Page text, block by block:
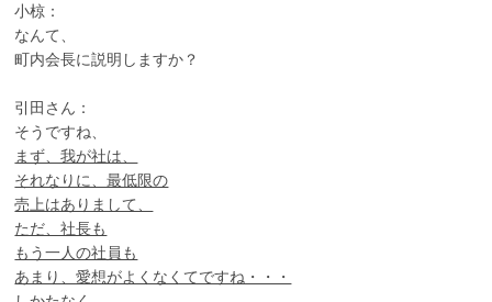
小椋：
なんて、
町内会長に説明しますか？
引田さん：
そうですね、
まず、我が社は、
それなりに、最低限の
売上はありまして、
ただ、社長も
もう一人の社員も
あまり、愛想がよくなくてですね・・・